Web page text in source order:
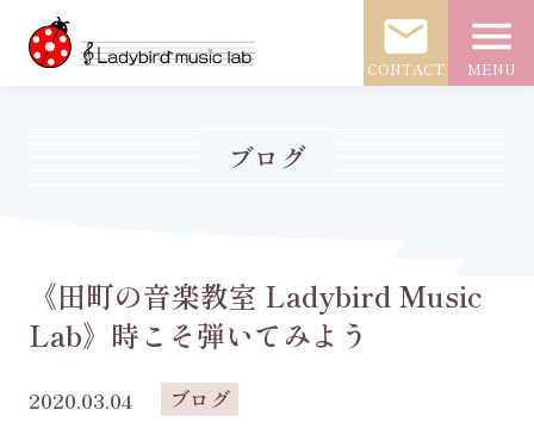
mail
CONTACT
menu
MENU
ブログ
《田町の音楽教室 Ladybird Music
Lab》時こそ弾いてみよう
2020.03.04 ブログ